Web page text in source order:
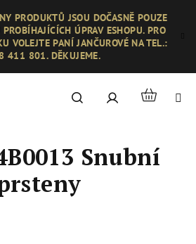
PRODUKTŮ JSOU DOČASNĚ POUZE
ÚPRAV ESHOPU. PRO
VOLEJTE PANÍ JANČUROVÉ NA TEL.:
411 801. DĚKUJEME.
Hledat PřihlášeníNákupní
Snubní